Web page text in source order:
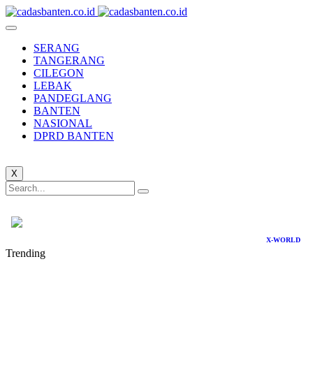
SERANG
TANGERANG
CILEGON
LEBAK
PANDEGLANG
BANTEN
NASIONAL
DPRD BANTEN
X
X-WORLD
Trending